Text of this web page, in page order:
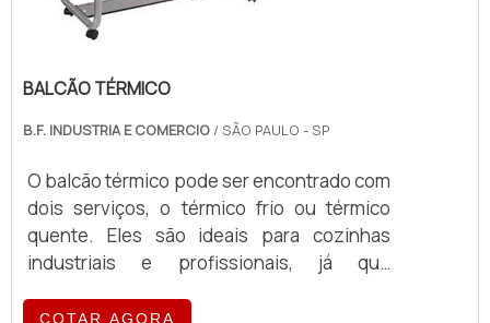
BALCÃO TÉRMICO
B.F. INDUSTRIA E COMERCIO / SÃO PAULO - SP
O balcão térmico pode ser encontrado com
dois serviços, o térmico frio ou térmico
quente. Eles são ideais para cozinhas
industriais e profissionais, já que
mantidos na temperatura ideal durante o
COTAR AGORA